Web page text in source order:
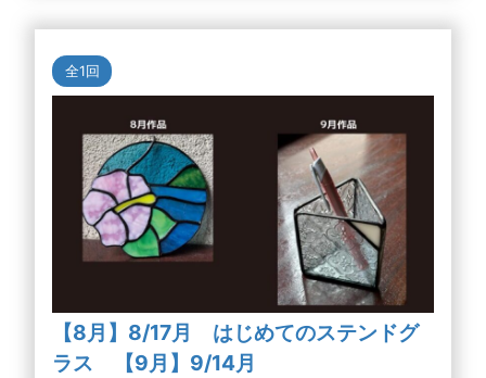
全1回
【8月】8/17月 はじめてのステンドグ
ラス 【9月】9/14月